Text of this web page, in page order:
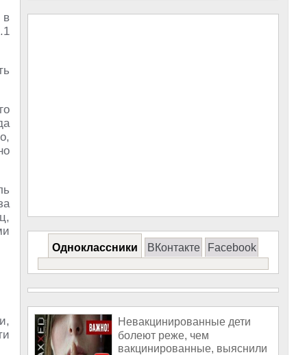
в
Одноклассники ВКонтакте Facebook
Невакцинированные дети
болеют реже, чем
вакцинированные, выяснили